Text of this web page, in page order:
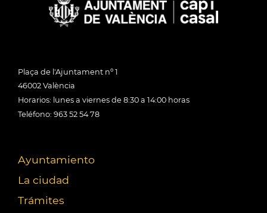
Plaça de l'Ajuntament nº 1
46002 València
Horarios: lunes a viernes de 8:30 a 14:00 horas
Teléfono: 963 52 54 78
Ayuntamiento
La ciudad
Trámites